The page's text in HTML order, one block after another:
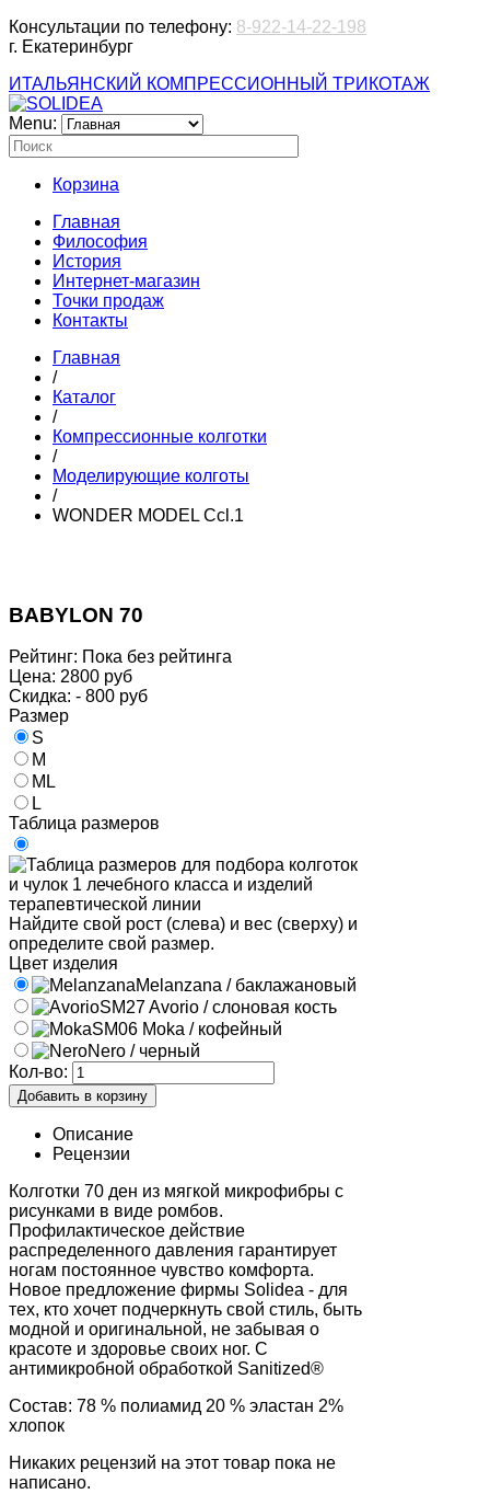
Консультации по телефону: 8-922-14-22-198
г. Екатеринбург
ИТАЛЬЯНСКИЙ КОМПРЕССИОННЫЙ ТРИКОТАЖ
Menu:
Корзина
Главная
Философия
История
Интернет-магазин
Точки продаж
Контакты
Главная
/
Каталог
/
Компрессионные колготки
/
Моделирующие колготы
/
WONDER MODEL Ccl.1
BABYLON 70
Рейтинг: Пока без рейтинга
Цена: 2800 руб
Скидка: - 800 руб
Размер
S
M
ML
L
Таблица размеров
Найдите свой рост (слева) и вес (сверху) и
определите свой размер.
Цвет изделия
Melanzana / баклажановый
SM27 Avorio / слоновая кость
SM06 Moka / кофейный
Nero / черный
Кол-во:
Описание
Рецензии
Колготки 70 ден из мягкой микрофибры с
рисунками в виде ромбов.
Профилактическое действие
распределенного давления гарантирует
ногам постоянное чувство комфорта.
Новое предложение фирмы Solidea - для
тех, кто хочет подчеркнуть свой стиль, быть
модной и оригинальной, не забывая о
красоте и здоровье своих ног. С
антимикробной обработкой Sanitized®
Состав: 78 % полиамид 20 % эластан 2%
хлопок
Никаких рецензий на этот товар пока не
написано.